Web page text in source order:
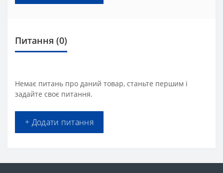
Питання (0)
Немає питань про даний товар, станьте першим і
задайте своє питання.
+ Додати питання